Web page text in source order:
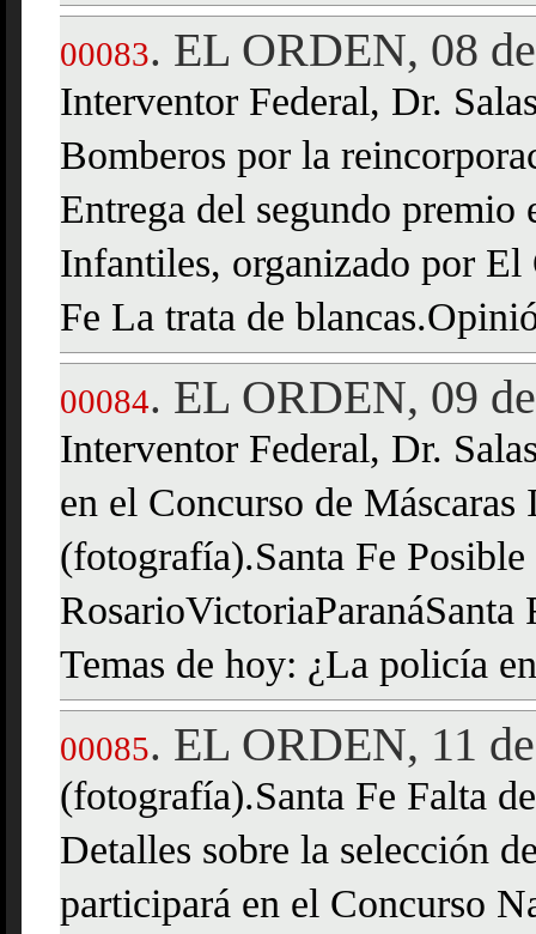
00083. EL ORDEN, 08
Interventor Federal, Dr.
Bomberos por la
Entrega del segundo premio
Infantiles, organizado por
Fe La trata de
00084. EL ORDEN, 09
Interventor Federal, Dr.
en el Concurso de
(fotografía).Santa Fe
Temas de hoy: ¿La policía en
00085. EL ORDEN, 11
(fotografía).Santa Fe Falta
Detalles sobre la selección
participará en el Concurso